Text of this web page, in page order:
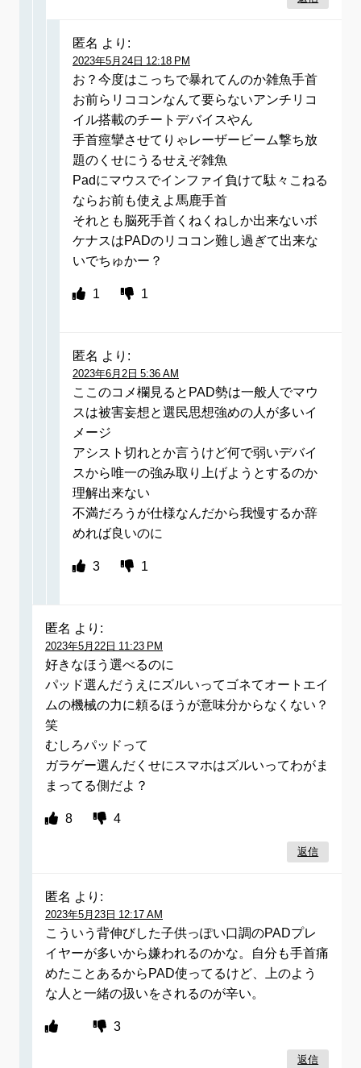
匿名 より:
2023年5月24日 12:18 PM
お？今度はこっちで暴れてんのか雑魚手首
お前らリココンなんて要らないアンチリコ
イル搭載のチートデバイスやん
手首痙攣させてりゃレーザービーム撃ち放
題のくせにうるせえぞ雑魚
Padにマウスでインファイ負けて駄々こねる
ならお前も使えよ馬鹿手首
それとも脳死手首くねくねしか出来ないボ
ケナスはPADのリココン難し過ぎて出来な
いでちゅかー？
1 1
匿名 より:
2023年6月2日 5:36 AM
ここのコメ欄見るとPAD勢は一般人でマウ
スは被害妄想と選民思想強めの人が多いイ
メージ
アシスト切れとか言うけど何で弱いデバイ
スから唯一の強み取り上げようとするのか
理解出来ない
不満だろうが仕様なんだから我慢するか辞
めれば良いのに
3 1
匿名 より:
2023年5月22日 11:23 PM
好きなほう選べるのに
パッド選んだうえにズルいってゴネてオートエイ
ムの機械の力に頼るほうが意味分からなくない？
笑
むしろパッドって
ガラゲー選んだくせにスマホはズルいってわがま
まってる側だよ？
8 4
返信
匿名 より:
2023年5月23日 12:17 AM
こういう背伸びした子供っぽい口調のPADプレ
イヤーが多いから嫌われるのかな。自分も手首痛
めたことあるからPAD使ってるけど、上のよう
な人と一緒の扱いをされるのが辛い。
3
返信